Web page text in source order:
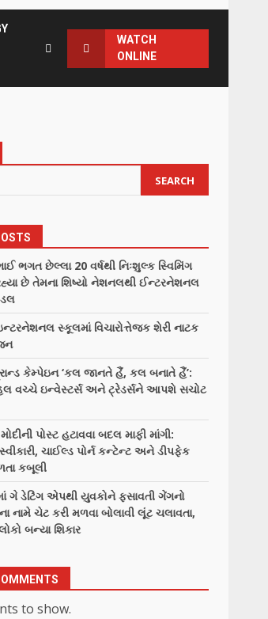
WATCH
ONLINE
SEARCH
ભગત છેલ્લા 20 વર્ષથી નિઃશુલ્ક સ્વિમિંગ
છે તેમના શિષ્યો નેશનલથી ઈન્ટરનેશનલ
સ્કૂલમાં વિચારોત્તેજક શેરી નાટક
કેમ્પેઇન ‘કલ જાનતે હૈં, કલ બનાતે હૈં’:
વચ્ચે ઇન્વેસ્ટર્સ અને ટ્રેડર્સને આપશે સચોટ
પોસ્ટ હટાવવા બદલ માફી માંગી:
ચાઈલ્ડ પોર્ન કન્ટેન્ટ અને ડીપફેક
કબૂલી
ગે ડેટિંગ એપથી યુવકોને ફસાવતી ગેંગનો
નામે ચેટ કરી મળવા બોલાવી લૂંટ ચલાવતા,
બન્યા શિકાર
to show.